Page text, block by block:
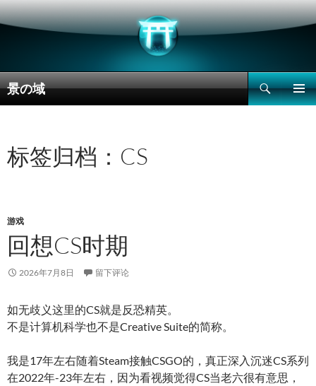
景の域
搜
索
文
标签归档：CS
游戏
回想CS时期
2026年7月8日 留下评论
如无歧义这里的CS就是反恐精英。
不是计算机科学也不是Creative Suite的简称。
我是17年左右随着Steam接触CSGO的，真正深入沉迷CS系列
在2022年-23年左右，因为看视频觉得CS当老六很有意思，